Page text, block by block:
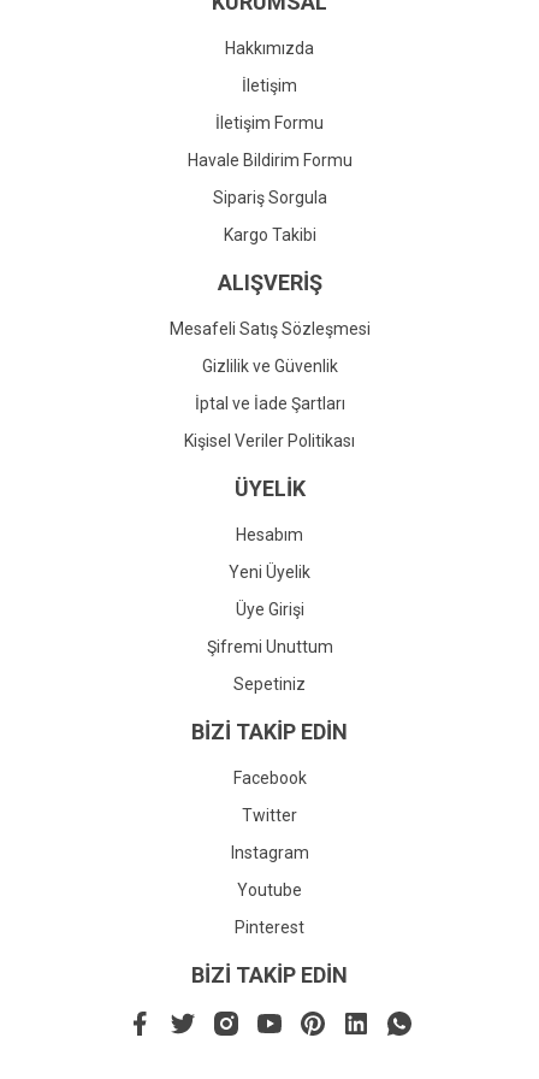
Gönder
Hakkımızda
İletişim
İletişim Formu
Havale Bildirim Formu
Sipariş Sorgula
Kargo Takibi
ALIŞVERİŞ
Mesafeli Satış Sözleşmesi
Gizlilik ve Güvenlik
İptal ve İade Şartları
Kişisel Veriler Politikası
ÜYELİK
Hesabım
Yeni Üyelik
Üye Girişi
Şifremi Unuttum
Sepetiniz
BİZİ TAKİP EDİN
Facebook
Twitter
Instagram
Youtube
Pinterest
BİZİ TAKİP EDİN